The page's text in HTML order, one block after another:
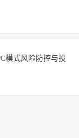
模式风险防控与投